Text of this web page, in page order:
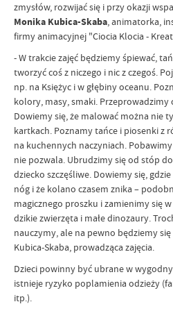
zmysłów, rozwijać się i przy okazji
Monika Kubica-Skaba, animatorka,
firmy animacyjnej "Ciocia Klocia -
- W trakcie zajęć będziemy śpiewać,
tworzyć coś z niczego i nic z czegoś.
np. na Księżyc i w głębiny oceanu.
kolory, masy, smaki. Przeprowadzimy
Dowiemy się, że malować można nie
kartkach. Poznamy tańce i piosenki z
na kuchennych naczyniach.
nie pozwala. Ubrudzimy się od stóp
dziecko szczęśliwe. Dowiemy się,
nóg i że kolano czasem znika –
magicznego proszku i zamienimy się
dzikie zwierzęta i małe dinozaury.
nauczymy, ale na pewno będziemy
Kubica-Skaba, prowadząca zajęcia.
Dzieci powinny być ubrane w
istnieje ryzyko poplamienia odzieży
itp.).